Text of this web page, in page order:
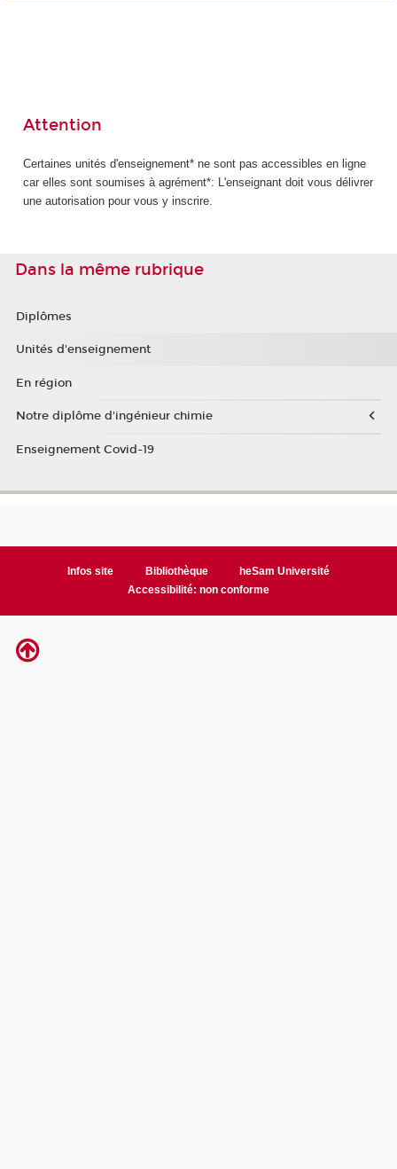
Attention
Certaines unités d'enseignement* ne sont pas accessibles en ligne
car elles sont soumises à agrément*: L'enseignant doit vous délivrer
une autorisation pour vous y inscrire.
Dans la même rubrique
Diplômes
Unités d'enseignement
En région
Notre diplôme d'ingénieur chimie
Enseignement Covid-19
Infos site Bibliothèque
heSam Université
Accessibilité: non conforme